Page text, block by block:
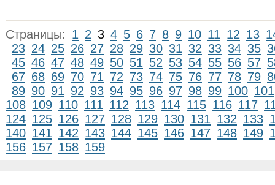
Страницы: 1 2 3 4 5 6 7 8 9 10 11 12 13
23 24 25 26 27 28 29 30 31 32 33 34 35
45 46 47 48 49 50 51 52 53 54 55 56 57
67 68 69 70 71 72 73 74 75 76 77 78 79
89 90 91 92 93 94 95 96 97 98 99 100 101
108 109 110 111 112 113 114 115 116 117
124 125 126 127 128 129 130 131 132 133
140 141 142 143 144 145 146 147 148 149
156 157 158 159